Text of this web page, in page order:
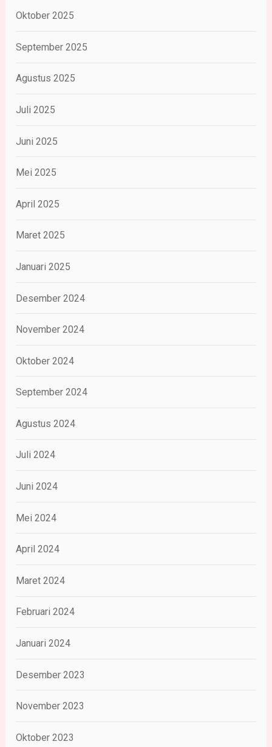
Oktober 2025
September 2025
Agustus 2025
Juli 2025
Juni 2025
Mei 2025
April 2025
Maret 2025
Januari 2025
Desember 2024
November 2024
Oktober 2024
September 2024
Agustus 2024
Juli 2024
Juni 2024
Mei 2024
April 2024
Maret 2024
Februari 2024
Januari 2024
Desember 2023
November 2023
Oktober 2023